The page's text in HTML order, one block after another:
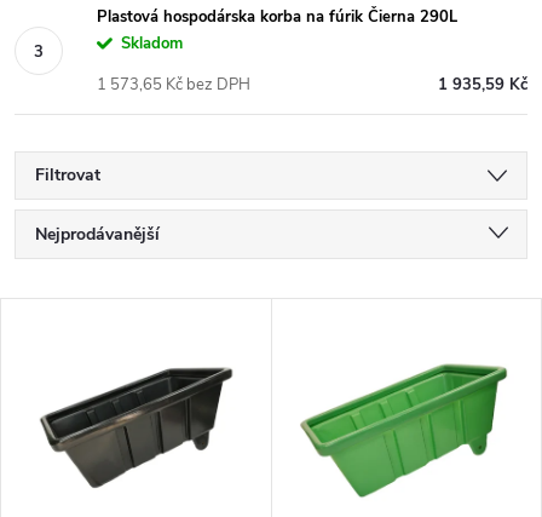
Plastová hospodárska korba na fúrik Čierna 290L
Skladom
1 935,59 Kč
1 573,65 Kč bez DPH
Filtrovat
Ř
a
Nejprodávanější